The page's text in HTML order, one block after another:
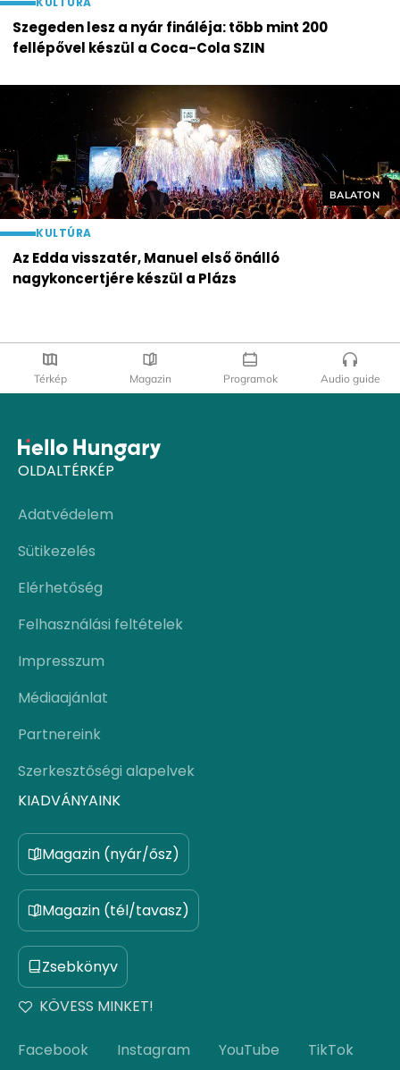
Szegeden lesz a nyár fináléja: több mint 200
fellépővel készül a Coca-Cola SZIN
Helyszín
BALATON
KULTÚRA
Az Edda visszatér, Manuel első önálló
nagykoncertjére készül a Plázs
Térkép Magazin Programok Audio guide
OLDALTÉRKÉP
Adatvédelem
Sütikezelés
Elérhetőség
Felhasználási feltételek
Impresszum
Médiaajánlat
Partnereink
Szerkesztőségi alapelvek
KIADVÁNYAINK
Magazin (nyár/ősz)
Magazin (tél/tavasz)
Zsebkönyv
KÖVESS MINKET!
Facebook Instagram YouTube TikTok